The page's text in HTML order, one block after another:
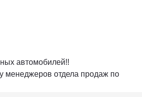
автомобилей!!
менеджеров отдела продаж по